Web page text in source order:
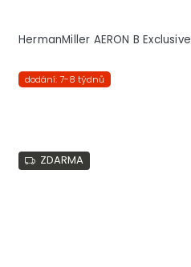
HermanMiller AERON B Exclusive
dodání: 7-8 týdnů
ZDARMA